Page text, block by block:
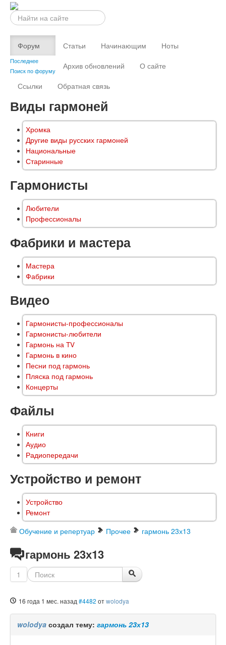
Искать...
Форум
Последнее
Поиск по форуму
Статьи Начинающим
Ноты
Архив обновлений
О сайте
Ссылки
Обратная связь
Виды гармоней
Хромка
Другие виды русских гармоней
Национальные
Старинные
Гармонисты
Любители
Профессионалы
Фабрики и мастера
Мастера
Фабрики
Видео
Гармонисты-профессионалы
Гармонисты-любители
Гармонь на TV
Гармонь в кино
Песни под гармонь
Пляска под гармонь
Концерты
Файлы
Книги
Аудио
Радиопередачи
Устройство и ремонт
Устройство
Ремонт
Обучение и репертуар Прочее гармонь 23х13
гармонь 23х13
1
16 года 1 мес. назад #4482 отwolodya
wolodya создал тему: гармонь 23х13